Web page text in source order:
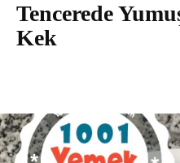
Tencerede
Kek